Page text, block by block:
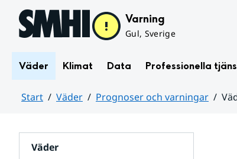
Hoppa till sidans innehåll Varning
Gul, Sverige
Väder Klimat Data Professionella
Start Väder Prognoser och varningar
Väder
för
varningar